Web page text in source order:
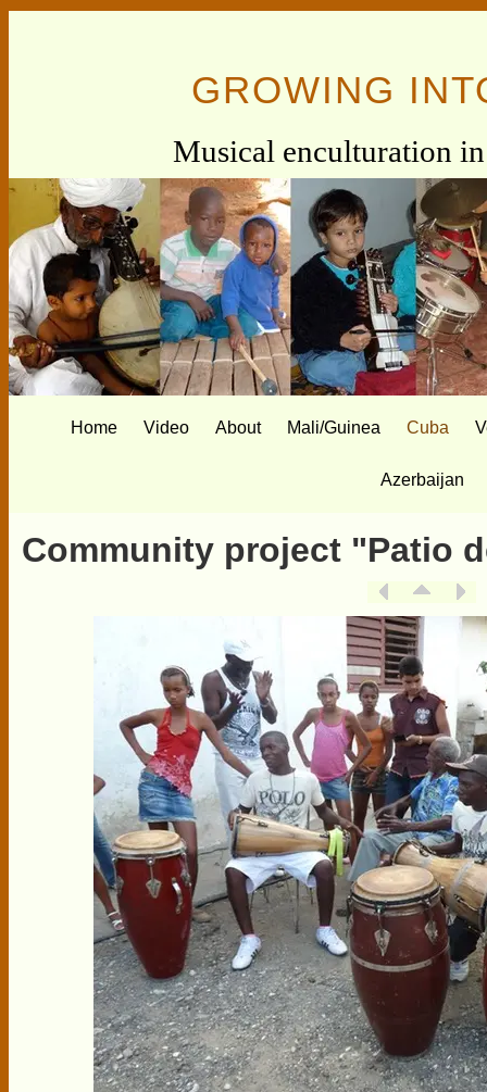
GROWING
Musical enculturation
Home Video About Mali/Guinea Cuba
Azerbaijan
Community project "Patio